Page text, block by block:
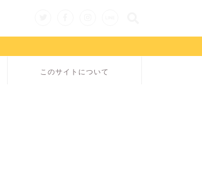
このサイトについて